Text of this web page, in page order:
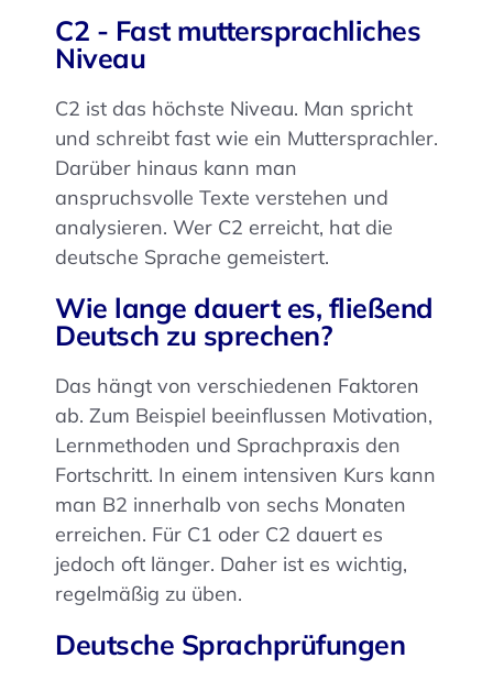
C2 - Fast muttersprachliches
Niveau
C2 ist das höchste Niveau. Man spricht
und schreibt fast wie ein Muttersprachler.
Darüber hinaus kann man
anspruchsvolle Texte verstehen und
analysieren. Wer C2 erreicht, hat die
deutsche Sprache gemeistert.
Wie lange dauert es, fließend
Deutsch zu sprechen?
Das hängt von verschiedenen Faktoren
ab. Zum Beispiel beeinflussen Motivation,
Lernmethoden und Sprachpraxis den
Fortschritt. In einem intensiven Kurs kann
man B2 innerhalb von sechs Monaten
erreichen. Für C1 oder C2 dauert es
jedoch oft länger. Daher ist es wichtig,
regelmäßig zu üben.
Deutsche Sprachprüfungen